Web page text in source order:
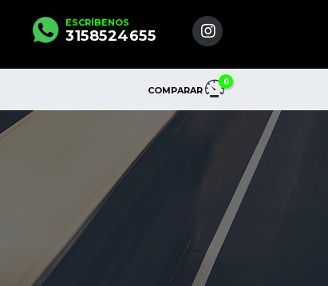
ESCRÍBENOS
3158524655
COMPARAR
0